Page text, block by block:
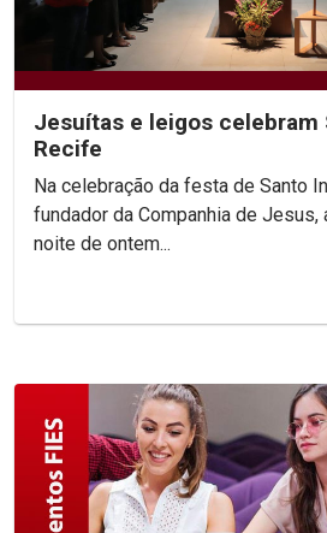
Jesuítas e leigos celebram
Recife
Na celebração da festa de Santo
fundador da Companhia de Jesus,
noite de ontem...